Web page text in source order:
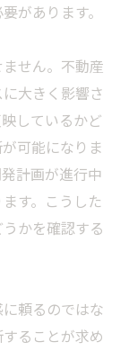
があります。
せん。不動産
大きく影響さ
しているかど
可能になりま
計画が進行中
す。こうした
かを確認する
頼るのではな
ることが求め